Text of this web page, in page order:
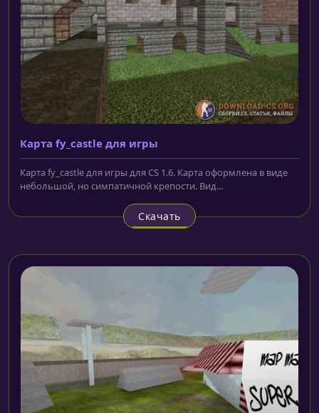
Карта fy_castle для игры
Карта fy_castle для игры для CS 1.6. Карта оформлена в виде
небольшой, но симпатичной крепости. Вид...
Скачать